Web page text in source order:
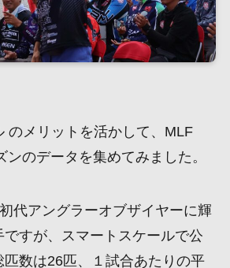
のメリットを活かして、MLF
のデータを集めてみました。
代アングラーオブザイヤーに輝
すが、スマートスケールで公
数は26匹、１試合あたりの平